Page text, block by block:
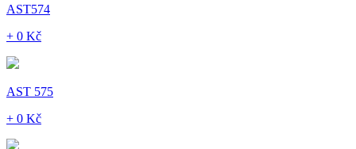
AST574
+ 0 Kč
AST 575
+ 0 Kč